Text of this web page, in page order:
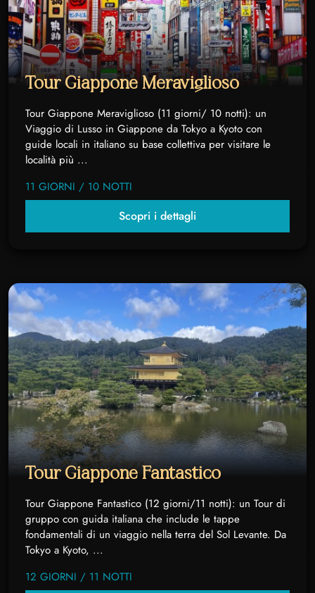
Tour Giappone Meraviglioso
Tour Giappone Meraviglioso (11 giorni/ 10 notti): un
Viaggio di Lusso in Giappone da Tokyo a Kyoto con
guide locali in italiano su base collettiva per visitare le
località più ...
11 GIORNI / 10 NOTTI
Scopri i dettagli
Tour Giappone Fantastico
Tour Giappone Fantastico (12 giorni/11 notti): un Tour di
gruppo con guida italiana che include le tappe
fondamentali di un viaggio nella terra del Sol Levante. Da
Tokyo a Kyoto, ...
12 GIORNI / 11 NOTTI